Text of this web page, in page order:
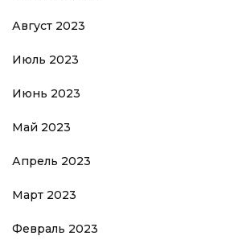
Август 2023
Июль 2023
Июнь 2023
Май 2023
Апрель 2023
Март 2023
Февраль 2023